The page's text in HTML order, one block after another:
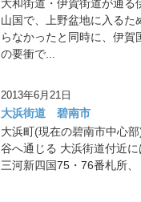
大和街道・伊賀街道が通る
山国で、上野盆地に入るた
らなかったと同時に、伊
の要衝で...
2013年6月21日
大浜街道 碧南市
大浜町(現在の碧南市中心
谷へ通じる 大浜街道付近
三河新四国75・76番札所